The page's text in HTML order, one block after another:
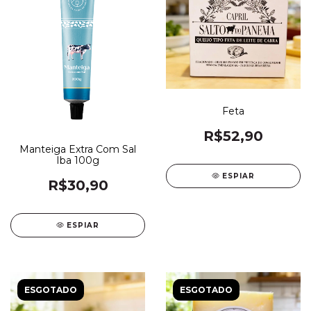
Manteiga Extra Com Sal
Iba 100g
R$30,90
ESPIAR
Feta
R$52,90
ESPIAR
ESGOTADO ESGOTADO